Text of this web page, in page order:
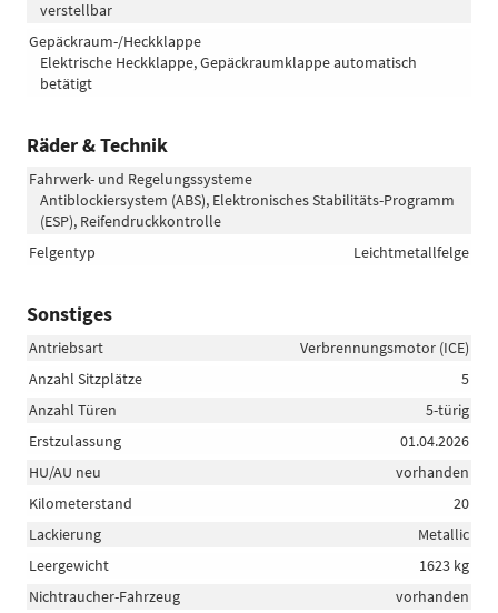
verstellbar
Gepäckraum-/Heckklappe
Elektrische Heckklappe, Gepäckraumklappe automatisch
betätigt
Räder & Technik
Fahrwerk- und Regelungssysteme
Antiblockiersystem (ABS), Elektronisches Stabilitäts-Programm
(ESP), Reifendruckkontrolle
Felgentyp
Leichtmetallfelge
Sonstiges
Antriebsart
Verbrennungsmotor (ICE)
Anzahl Sitzplätze
5
Anzahl Türen
5-türig
Erstzulassung
01.04.2026
HU/AU neu
vorhanden
Kilometerstand
20
Lackierung
Metallic
Leergewicht
1623 kg
Nichtraucher-Fahrzeug
vorhanden